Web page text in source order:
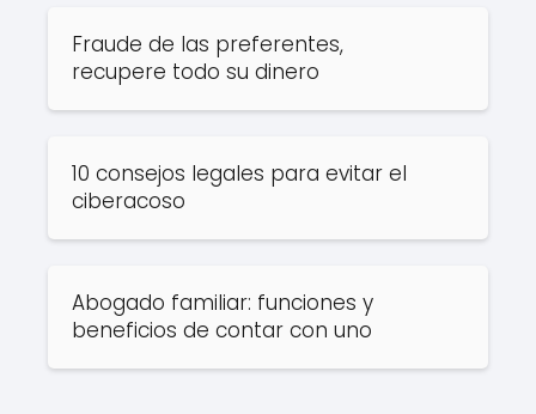
Fraude de las preferentes,
recupere todo su dinero
10 consejos legales para evitar el
ciberacoso
Abogado familiar: funciones y
beneficios de contar con uno